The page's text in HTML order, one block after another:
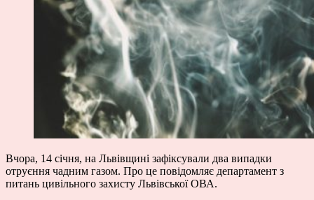
Вчора, 14 січня, на Львівщині зафіксували два випадки
отруєння чадним газом. Про це повідомляє департамент з
питань цивільного захисту Львівської ОВА.